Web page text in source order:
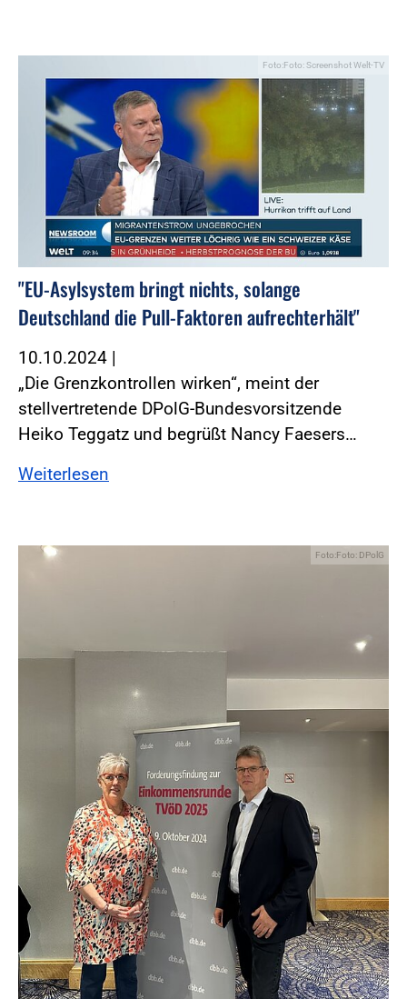
Foto:Foto: Screenshot Welt-TV
"EU-Asylsystem bringt nichts, solange
Deutschland die Pull-Faktoren aufrechterhält"
10.10.2024 |
„Die Grenzkontrollen wirken“, meint der
stellvertretende DPolG-Bundesvorsitzende
Heiko Teggatz und begrüßt Nancy Faesers…
Weiterlesen
Foto:Foto: DPolG